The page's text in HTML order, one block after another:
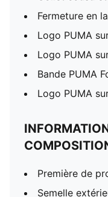
Fermeture en
Logo PUMA
Logo PUMA
Bande PUMA
Logo PUMA
Première de
Semelle